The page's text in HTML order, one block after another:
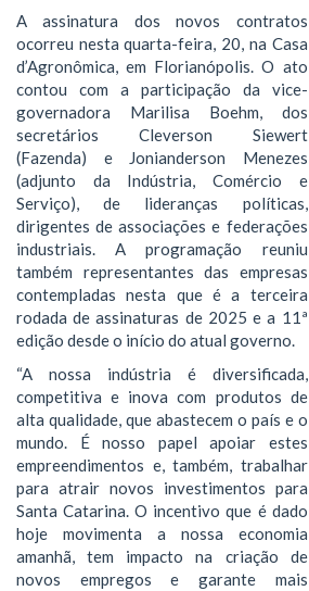
A assinatura dos novos contratos
ocorreu nesta quarta-feira, 20, na Casa
d’Agronômica, em Florianópolis. O ato
contou com a participação da vice-
governadora Marilisa Boehm, dos
secretários Cleverson Siewert
(Fazenda) e Jonianderson Menezes
(adjunto da Indústria, Comércio e
Serviço), de lideranças políticas,
dirigentes de associações e federações
industriais. A programação reuniu
também representantes das empresas
contempladas nesta que é a terceira
rodada de assinaturas de 2025 e a 11ª
edição desde o início do atual governo.
“A nossa indústria é diversificada,
competitiva e inova com produtos de
alta qualidade, que abastecem o país e o
mundo. É nosso papel apoiar estes
empreendimentos e, também, trabalhar
para atrair novos investimentos para
Santa Catarina. O incentivo que é dado
hoje movimenta a nossa economia
amanhã, tem impacto na criação de
novos empregos e garante mais